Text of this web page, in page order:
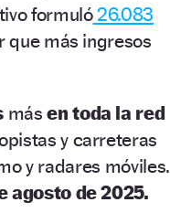
formuló26.083
que más ingresos
másen toda la red
y carreteras
y radares móviles.
agosto de 2025.